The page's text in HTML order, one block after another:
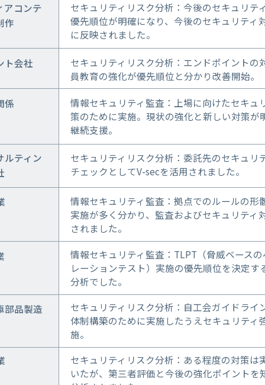
アコンテ
作
セキュリティリスク分析：今後のセキュリテ
優先順位が明確になり、今後のセキュリティ
に反映されました。
ト会社
セキュリティリスク分析：エンドポイントの
員教育の強化が優先順位と分かり改善開始。
係
情報セキュリティ監査：上場に向けたセキュ
策のために実施。現状の強化と新しい対策が
継続支援。
ルティン
セキュリティリスク分析：委託先のセキュリ
チェックとしてV-secを活用されました。
情報セキュリティ監査：拠点でのルールの形
実施が多く分かり、監査およびセキュリティ
されました。
情報セキュリティ監査：TLPT（脅威ベース
レーションテスト）実施の優先順位を決定す
分析でした。
部品製造
セキュリティリスク分析：自工会ガイドライ
体制構築のために実施したうえセキュリティ
施。
セキュリティリスク分析：ある程度の対策は
いたが、第三者評価と今後の強化ポイントを